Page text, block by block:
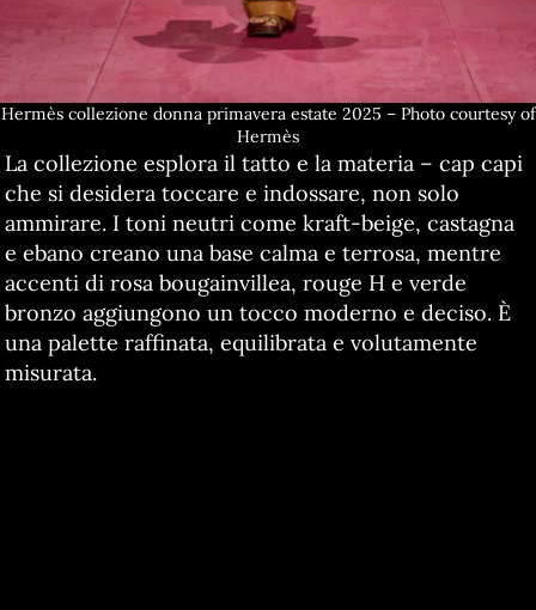
Hermès collezione donna primavera estate 2025 – Photo courtesy of
Hermès
La collezione esplora il tatto e la materia – cap capi
che si desidera toccare e indossare, non solo
ammirare. I toni neutri come kraft-beige, castagna
e ebano creano una base calma e terrosa, mentre
accenti di rosa bougainvillea, rouge H e verde
bronzo aggiungono un tocco moderno e deciso. È
una palette raffinata, equilibrata e volutamente
misurata.